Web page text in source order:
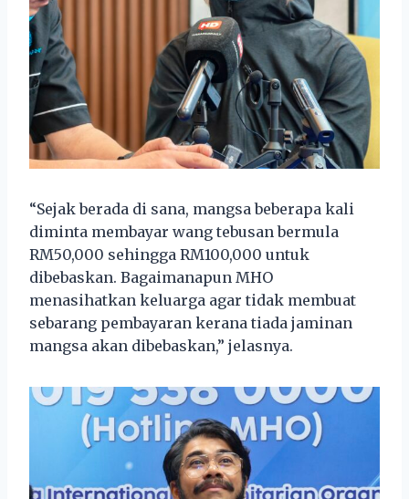
“Sejak berada di sana, mangsa beberapa kali
diminta membayar wang tebusan bermula
RM50,000 sehingga RM100,000 untuk
dibebaskan. Bagaimanapun MHO
menasihatkan keluarga agar tidak membuat
sebarang pembayaran kerana tiada jaminan
mangsa akan dibebaskan,” jelasnya.